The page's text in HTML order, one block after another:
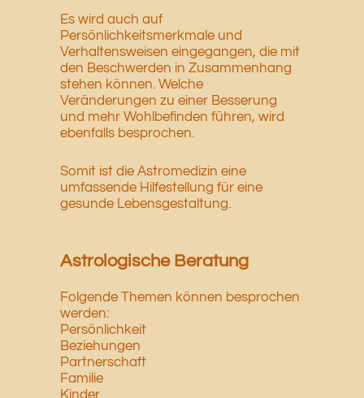
Es wird auch auf
Persönlichkeitsmerkmale und
Verhaltensweisen eingegangen, die mit
den Beschwerden in Zusammenhang
stehen können. Welche
Veränderungen zu einer Besserung
und mehr Wohlbefinden führen, wird
ebenfalls besprochen.
Somit ist die Astromedizin eine
umfassende Hilfestellung für eine
gesunde Lebensgestaltung.
Astrologische Beratung
Folgende Themen können besprochen
werden:
Persönlichkeit
Beziehungen
Partnerschaft
Familie
Kinder